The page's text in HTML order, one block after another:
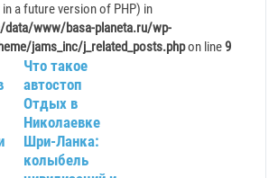
a future version of PHP) in
www/basa-planeta.ru/wp-
jams_inc/j_related_posts.phpon line9
Что такое
автостоп
Отдых в
Николаевке
Шри-Ланка:
колыбель